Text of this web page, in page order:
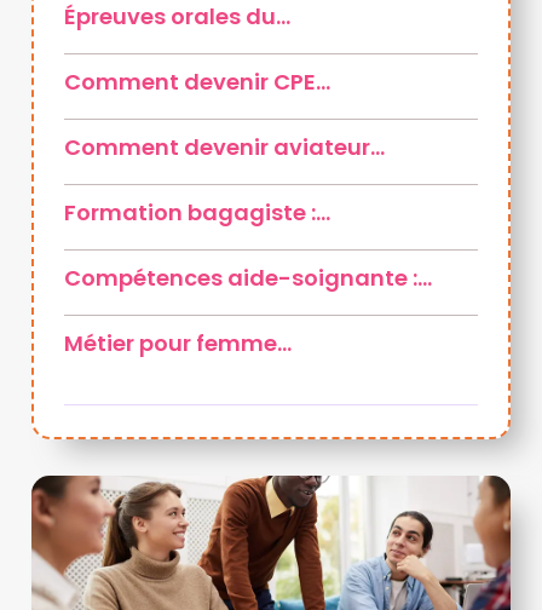
Épreuves orales du…
Comment devenir CPE…
Comment devenir aviateur…
Formation bagagiste :…
Compétences aide-soignante :…
Métier pour femme…